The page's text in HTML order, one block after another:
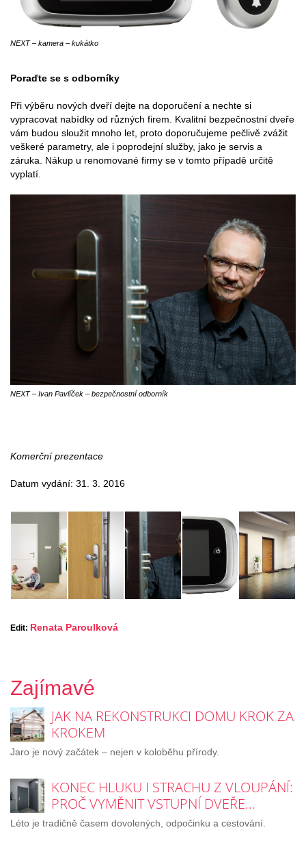
NEXT – kamera – kukátko
Poraďte se s odborníky
Při výběru nových dveří dejte na doporučení a nechte si
vypracovat nabídky od různých firem. Kvalitní bezpečnostní dveře
vám budou sloužit mnoho let, proto doporučujeme pečlivě zvážit
veškeré parametry, ale i poprodejní služby, jako je servis a
záruka. Nákup u renomované firmy se v tomto případě určitě
vyplatí.
NEXT – Ivan Pavlíček – bezpečnostní odborník
Komerční prezentace
Datum vydání: 31. 3. 2016
Edit: Renata Paroulková
Zajímavé
JAK NA REKONSTRUKCI DOMU KROK ZA
KROKEM
Jaro je nový začátek – nejen v koloběhu přírody.
KONEC HLUKU I STRACHU Z VLOUPÁNÍ:
PROČ VYMĚNIT VSTUPNÍ DVEŘE…
Léto je tradičně časem dovolených, odpočinku a cestování.